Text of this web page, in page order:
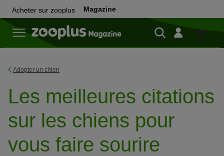
Acheter sur zooplus Magazine
Adopter un chien
Les meilleures citations
sur les chiens pour
vous faire sourire